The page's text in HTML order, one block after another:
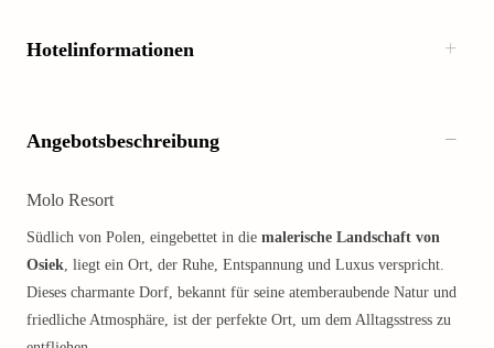
Hotelinformationen
Angebotsbeschreibung
Molo Resort
Südlich von Polen, eingebettet in die malerische Landschaft von
Osiek, liegt ein Ort, der Ruhe, Entspannung und Luxus verspricht.
Dieses charmante Dorf, bekannt für seine atemberaubende Natur und
friedliche Atmosphäre, ist der perfekte Ort, um dem Alltagsstress zu